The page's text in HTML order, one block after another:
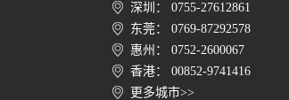
深圳： 0755-27612861
东莞： 0769-87292578
惠州： 0752-2600067
香港： 00852-9741416
更多城市>>